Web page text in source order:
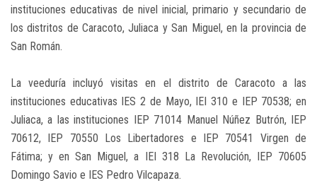
instituciones educativas de nivel inicial, primario y secundario de
los distritos de Caracoto, Juliaca y San Miguel, en la provincia de
San Román.
La veeduría incluyó visitas en el distrito de Caracoto a las
instituciones educativas IES 2 de Mayo, IEI 310 e IEP 70538; en
Juliaca, a las instituciones IEP 71014 Manuel Núñez Butrón, IEP
70612, IEP 70550 Los Libertadores e IEP 70541 Virgen de
Fátima; y en San Miguel, a IEI 318 La Revolución, IEP 70605
Domingo Savio e IES Pedro Vilcapaza.